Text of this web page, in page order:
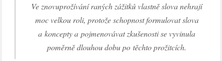
Ve znovuprožívání raných zážitků vlastně slova nehrají
moc velkou roli, protože schopnost formulovat slova
a koncepty a pojmenovávat zkušenosti se vyvinula
poměrně dlouhou dobu po těchto prožitcích.